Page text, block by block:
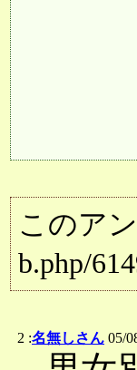
このア
b.php/
2 :名無しさん 05/